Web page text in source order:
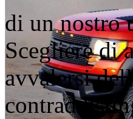
di un nostro
Scegliere di
avvalersi